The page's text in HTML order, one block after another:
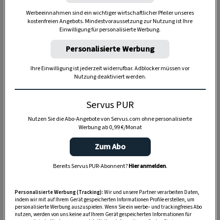
ein verwitweter Brauerei-Verwalter, eine
humorbefreite „Junggesellin“ und eine liebe
alleinstehende Dame.
Drei unterschiedliche Charaktere, die aber, was
das Essen betrifft, einer Meinung waren:„Das
schmeckt ja wieder köstlich, Frau Rosa!“, riefen sie
stets vor Verzückung. Als die Großmutter
meiner Mutter, ebenfalls eine großartige Köchin,
die sich mit einem Biobauernhof im Burgenland,
mit riesigem Gemüsegarten, Obstbäumen,
Ziegen und Altsteirer-Henderln, einen
Großmutter besonders: Ente!
Ich wollte ihr daher eine Freude machen und
Werbeeinnahmen sind ein wichtiger wirtschaftlicher Pfeiler unseres
kostenfreien Angebots. Mindestvoraussetzung zur Nutzung ist Ihre
Einwilligung für personalisierte Werbung.
Personalisierte Werbung
Ihre Einwilligung ist jederzeit widerrufbar. Adblocker müssen vor
Nutzung deaktiviert werden.
Servus PUR
Nutzen Sie die Abo-Angebote von Servus.com ohne personalisierte
Werbung ab 0,99 €/Monat
Zum Abo
Bereits Servus PUR-Abonnent?Hier anmelden.
Personalisierte Werbung (Tracking): Wir und unsere Partner verarbeiten Daten,
indem wir mit auf Ihrem Gerät gespeicherten Informationen Profile erstellen, um
personalisierte Werbung auszuspielen. Wenn Sie ein werbe– und trackingfreies Abo
nutzen, werden von uns keine auf Ihrem Gerät gespeicherten Informationen für